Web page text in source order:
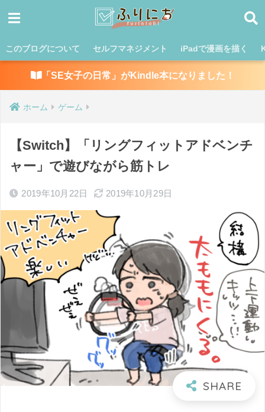
このブログについて セルフマネジメント iPadで漫画を描く
「SE女子の日常」がKindle本になりました！
ホーム ゲーム
【Switch】「リングフィットアドベンチ
ャー」で遊びながら筋トレ
2019年10月22日 2019年10月29日